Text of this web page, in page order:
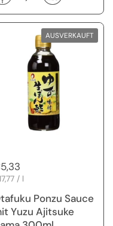
Preis
/ l
Ponzu Sauce
Yuzu Ajitsuke
AUSVERKAUFT